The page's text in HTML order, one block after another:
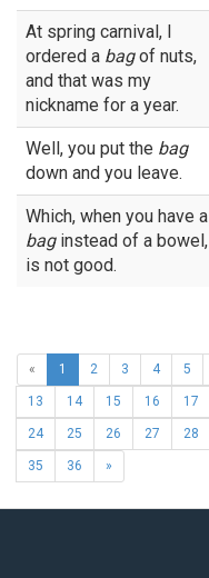
At spring carnival, I
ordered a bagof nuts,
and that was my
nickname for a year.
Well, you put the bag
down and you leave.
Which, when you have a
baginstead of a bowel,
is not good.
« 1 2 3 4 5
13 14 15 16 17
24 25 26 27 28
35 36 »